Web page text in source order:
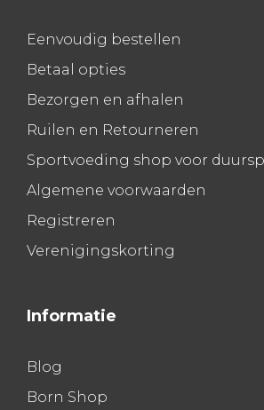
Eenvoudig bestellen
Betaal opties
Bezorgen en afhalen
Ruilen en Retourneren
Sportvoeding shop voor
Algemene voorwaarden
Registreren
Verenigingskorting
Informatie
Blog
Born Shop